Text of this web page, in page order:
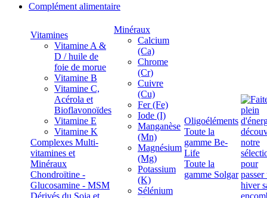
Complément alimentaire
Vitamines
Vitamine A &
D / huile de
foie de morue
Vitamine B
Vitamine C,
Acérola et
Bioflavonoïdes
Vitamine E
Vitamine K
Complexes Multi-
vitamines et
Minéraux
Chondroïtine -
Glucosamine - MSM
Minéraux
Calcium
(Ca)
Chrome
(Cr)
Cuivre
(Cu)
Fer (Fe)
Iode (I)
Manganèse
(Mn)
Magnésium
(Mg)
Potassium
(K)
Sélénium
Oligoéléments
Toute la
gamme Be-
Life
Toute la
gamme Solgar